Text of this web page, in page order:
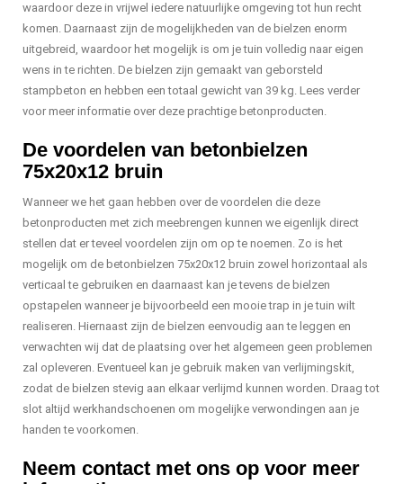
waardoor deze in vrijwel iedere natuurlijke omgeving tot hun recht
komen. Daarnaast zijn de mogelijkheden van de bielzen enorm
uitgebreid, waardoor het mogelijk is om je tuin volledig naar eigen
wens in te richten. De bielzen zijn gemaakt van geborsteld
stampbeton en hebben een totaal gewicht van 39 kg. Lees verder
voor meer informatie over deze prachtige betonproducten.
De voordelen van betonbielzen
75x20x12 bruin
Wanneer we het gaan hebben over de voordelen die deze
betonproducten met zich meebrengen kunnen we eigenlijk direct
stellen dat er teveel voordelen zijn om op te noemen. Zo is het
mogelijk om de betonbielzen 75x20x12 bruin zowel horizontaal als
verticaal te gebruiken en daarnaast kan je tevens de bielzen
opstapelen wanneer je bijvoorbeeld een mooie trap in je tuin wilt
realiseren. Hiernaast zijn de bielzen eenvoudig aan te leggen en
verwachten wij dat de plaatsing over het algemeen geen problemen
zal opleveren. Eventueel kan je gebruik maken van verlijmingskit,
zodat de bielzen stevig aan elkaar verlijmd kunnen worden. Draag tot
slot altijd werkhandschoenen om mogelijke verwondingen aan je
handen te voorkomen.
Neem contact met ons op voor meer